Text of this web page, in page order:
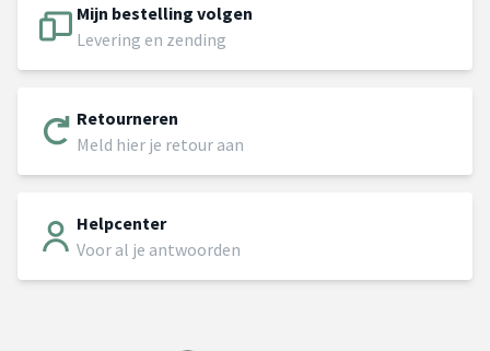
Mijn bestelling volgen
Levering en zending
Retourneren
Meld hier je retour aan
Helpcenter
Voor al je antwoorden